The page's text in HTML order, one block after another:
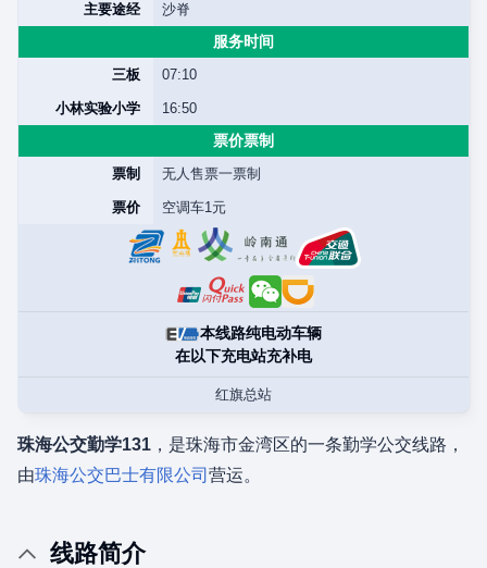
主要途经 沙脊
服务时间
三板 07:10
小林实验小学 16:50
票价票制
票制 无人售票一票制
票价 空调车1元
本线路纯电动车辆
在以下充电站充补电
红旗总站
珠海公交勤学131 ，是珠海市金湾区的一条勤学公交线路，
由珠海公交巴士有限公司 营运。
线路简介